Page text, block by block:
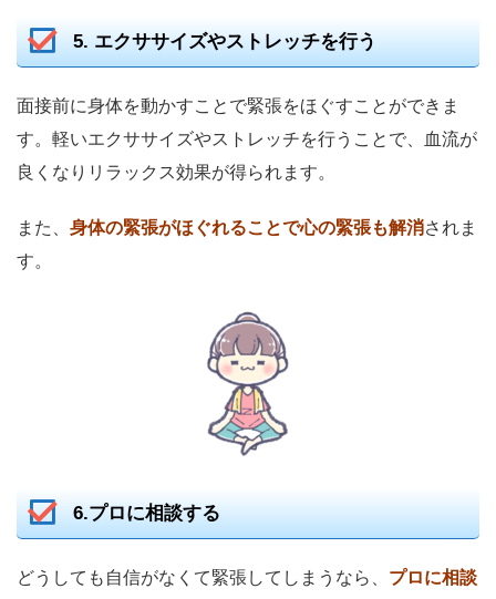
5. エクササイズやストレッチを行う
面接前に身体を動かすことで緊張をほぐすことができま
す。軽いエクササイズやストレッチを行うことで、血流が
良くなりリラックス効果が得られます。
また、 身体の緊張がほぐれることで心の緊張も解消されま
す。
6.プロに相談する
どうしても自信がなくて緊張してしまうなら、 プロに相談